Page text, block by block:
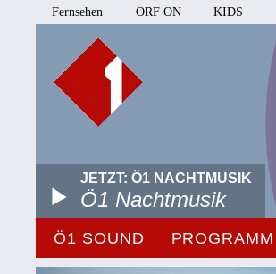
Fernsehen ORF ON KIDS
JETZT: Ö1 NACHTMUSIK
Ö1 Nachtmusik
Ö1 SOUND PROGRAMM